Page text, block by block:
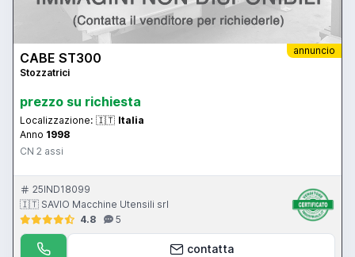
annuncio
CABE ST300
Stozzatrici
prezzo su richiesta
Localizzazione: 🇮🇹 Italia
Anno 1998
CN 2 assi
25IND18099
🇮🇹 SAVIO Macchine Utensili srl
4.8
5
contatta